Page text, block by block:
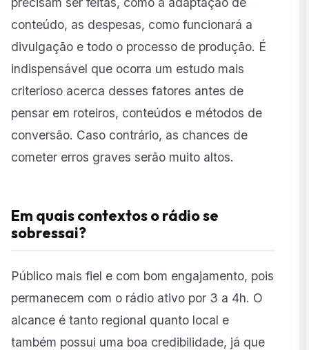
conteúdo, as despesas, como funcionará a
divulgação e todo o processo de produção. É
indispensável que ocorra um estudo mais
criterioso acerca desses fatores antes de
pensar em roteiros, conteúdos e métodos de
conversão. Caso contrário, as chances de
cometer erros graves serão muito altos.
Em quais contextos o rádio se
sobressai?
Público mais fiel e com bom engajamento, pois
permanecem com o rádio ativo por 3 a 4h. O
alcance é tanto regional quanto local e
também possui uma boa credibilidade, já que